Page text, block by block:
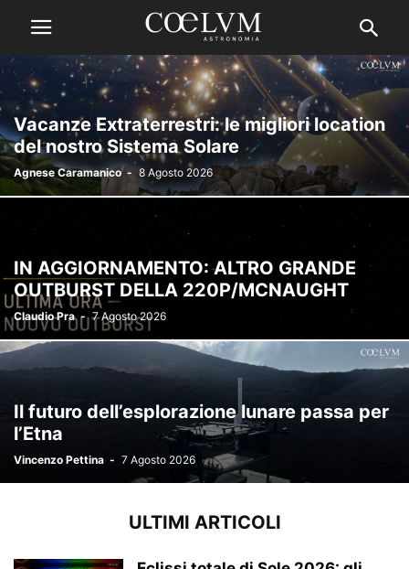
Vacanze Extraterrestri: le migliori location
del nostro Sistema Solare
Agnese Caramanico - 8 Agosto 2026
IN AGGIORNAMENTO: ALTRO GRANDE
OUTBURST DELLA 220P/MCNAUGHT
Claudio Pra - 7 Agosto 2026
Il futuro dell’esplorazione lunare passa per
l’Etna
Vincenzo Pettina - 7 Agosto 2026
ULTIMI ARTICOLI